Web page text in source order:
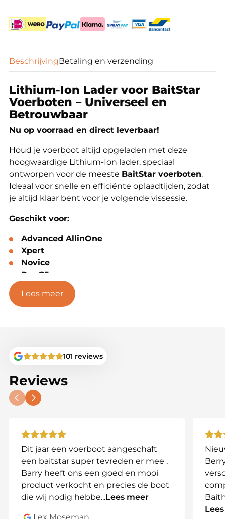
BeschrijvingBetaling en verzending
Lithium-Ion Lader voor BaitStar
Voerboten – Universeel en
Betrouwbaar
Nu op voorraad en direct leverbaar!
Houd je voerboot altijd opgeladen met deze
hoogwaardige Lithium-Ion lader, speciaal
ontworpen voor de meeste BaitStar voerboten.
Ideaal voor snelle en efficiënte oplaadtijden, zodat
je altijd klaar bent voor je volgende vissessie.
Geschikt voor:
Advanced AllinOne
Xpert
Novice
Pro C5
Pro AllinOne
X-boat
Compatibiliteit:
aan BaitStar modellen.
Connector:Wordt geleverd met een DC-
connector (zie foto) voor eenvoudige
voor snelle en efficiënte oplaadtijden.
Betrouwbaarheid:Ontworpen voor langdurig
en veilig gebruik.
Specificaties:
Eigenschap
Lees meer
101 reviews
Reviews
Dit jaar een voerboot aangeschaft
een baitstar super tevreden er mee ,
Barry heeft ons een goed en mooi
product verkocht en precies de boot
die wij nodig hebbe...Lees meer